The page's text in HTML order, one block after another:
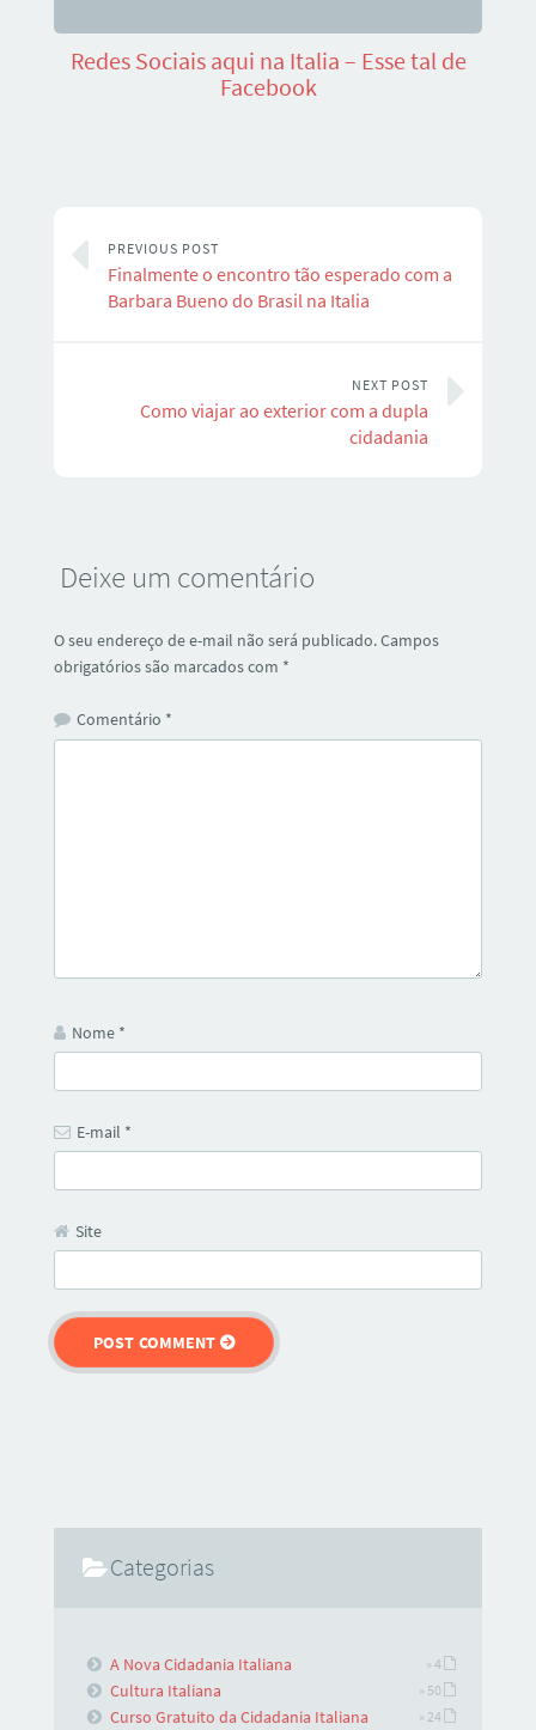
Redes Sociais aqui na Italia – Esse tal de
Facebook
PREVIOUS POST
Finalmente o encontro tão esperado com a
Barbara Bueno do Brasil na Italia
NEXT POST
Como viajar ao exterior com a dupla
cidadania
Deixe um comentário
O seu endereço de e-mail não será publicado.Campos
obrigatórios são marcados com *
Comentário *
Nome *
E-mail *
Site
Categorias
A Nova Cidadania Italiana » 4
Cultura Italiana » 50
Curso Gratuito da Cidadania Italiana » 24